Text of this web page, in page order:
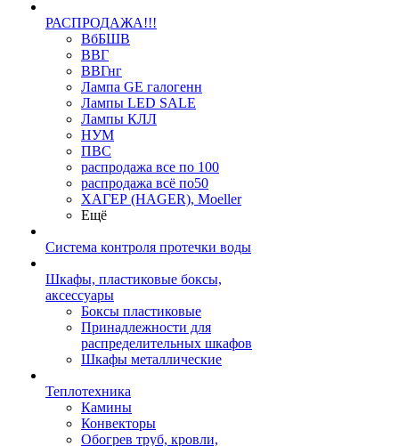
РАСПРОДАЖА!!!
ВбБШВ
ВВГ
ВВГнг
Лампа GE галогенн
Лампы LED SALE
Лампы КЛЛ
НУМ
ПВС
распродажа все по 100
распродажа всё по50
ХАГЕР (HAGER), Moeller
Ещё
Система контроля протечки воды
Шкафы, пластиковые боксы,
аксессуары
Боксы пластиковые
Принадлежности для
распределительных шкафов
Шкафы металлические
Теплотехника
Камины
Конвекторы
Обогрев труб, кровли,